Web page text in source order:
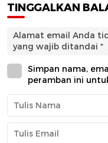
TINGGALKAN
Alamat email Anda
yang wajib ditandai *
Simpan nama,
peramban ini